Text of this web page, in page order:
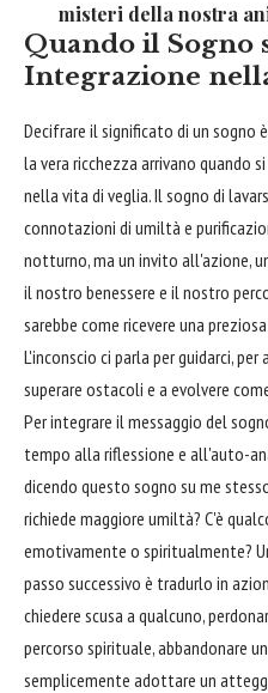
misteri della nostra
Quando il Sogno
Integrazione
Decifrare il significato di un sogno
la vera ricchezza arrivano quando
nella vita di veglia. Il sogno di
connotazioni di umiltà e
notturno, ma un invito all'azione,
il nostro benessere e il nostro
sarebbe come ricevere una
L'inconscio ci parla per guidarci,
superare ostacoli e a evolvere
Per integrare il messaggio del
tempo alla riflessione e all'auto-
dicendo questo sogno su me
richiede maggiore umiltà? C'è
emotivamente o spiritualmente?
passo successivo è tradurlo in
chiedere scusa a qualcuno,
percorso spirituale, abbandonare
semplicemente adottare un